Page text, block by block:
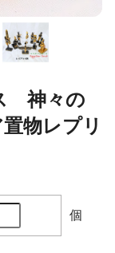
神々の
物レプリ
個